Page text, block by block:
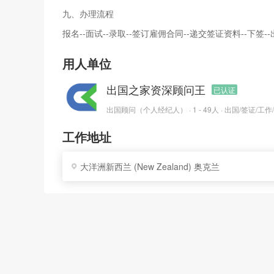
九、办理流程
报名--面试--录取--签订雇佣合同--递交签证资料--下签--
用人单位
出国之家资深顾问王
已认证
出国顾问（个人经纪人） · 1 - 49人 · 出国/签证/工
工作地址
大洋洲新西兰 (New Zealand) 奥克兰